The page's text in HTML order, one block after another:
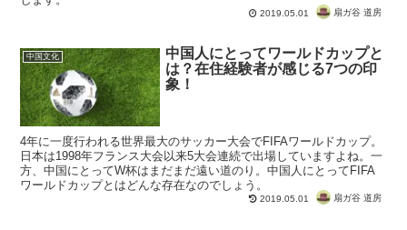
2019.05.01 扇ガ谷 道房
中国文化
中国人にとってワールドカップと
は？在住経験者が感じる7つの印
象！
4年に一度行われる世界最大のサッカー大会でFIFAワールドカップ。
日本は1998年フランス大会以来5大会連続で出場していますよね。一
方、中国にとってW杯はまだまだ遠い道のり。中国人にとってFIFA
ワールドカップとはどんな存在なのでしょう。
2019.05.01 扇ガ谷 道房